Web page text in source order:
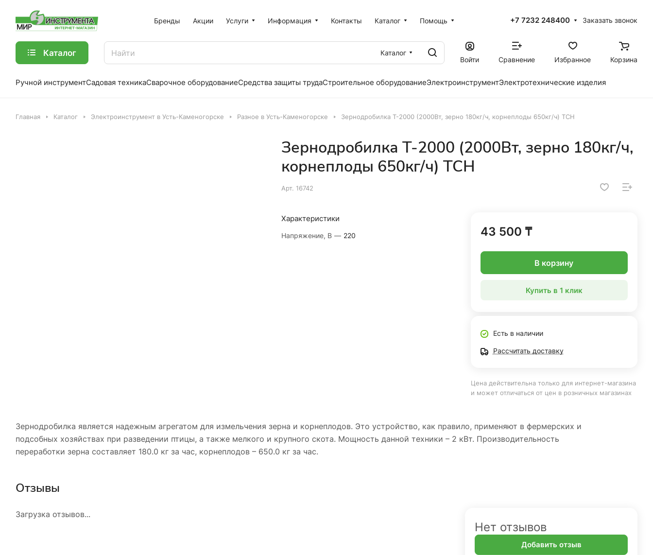
Бренды Акции Услуги Информация Контакты Каталог Помощь +7 7232 248400 Заказать звонок
Каталог
Каталог
Войти
Сравнение Избранное Корзина
Ручной инструментСадовая техникаСварочное оборудованиеСредства защиты трудаСтроительное оборудованиеЭлектроинструментЭлектротехнические изделия
Главная Каталог Электроинструмент в Усть-Каменогорске Разное в Усть-Каменогорске Зернодробилка Т-2000 (2000Вт, зерно 180кг/ч, корнеплоды 650кг/ч) TCH
Зернодробилка Т-2000 (2000Вт, зерно 180кг/ч,
корнеплоды 650кг/ч) TCH
Арт. 16742
Характеристики
Напряжение, В — 220 43 500 ₸
В корзину
Купить в 1 клик
Есть в наличии
Рассчитать доставку
Цена действительна только для интернет-магазина
и может отличаться от цен в розничных магазинах
Зернодробилка является надежным агрегатом для измельчения зерна и корнеплодов. Это устройство, как правило, применяют в фермерских и
подсобных хозяйствах при разведении птицы, а также мелкого и крупного скота. Мощность данной техники – 2 кВт. Производительность
переработки зерна составляет 180.0 кг за час, корнеплодов – 650.0 кг за час.
Отзывы
Загрузка отзывов...
Нет отзывов
Добавить отзыв